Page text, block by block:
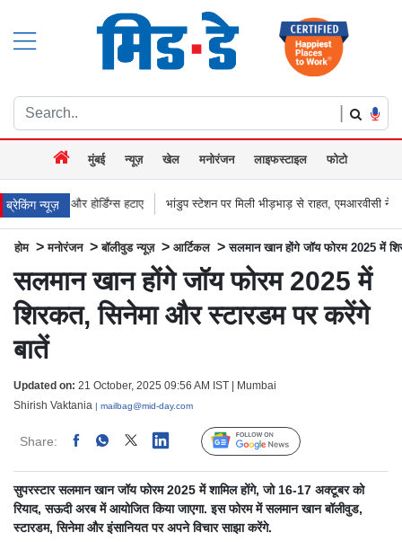
|
मुंबई न्यूज़ खेल मनोरंजन लाइफस्टाइल फोटो
ब्रेकिंग न्यूज़
हटाए भांडुप स्टेशन पर मिली भीड़भाड़ से राहत, एमआरवीसी ने शुरू किया नया 66
होम >मनोरंजन >बॉलीवुड न्यूज़ > आर्टिकल >सलमान खान होंगे जॉय फोरम 2025 में
सलमान खान होंगे जॉय फोरम 2025 में
शिरकत, सिनेमा और स्टारडम पर करेंगे
बातें
Updated on: 21 October, 2025 09:56 AM IST | Mumbai
Shirish Vaktania | mailbag@mid-day.com
Share: Linked Follow Us
सुपरस्टार सलमान खान जॉय फोरम 2025 में शामिल होंगे, जो 16-17 अक्टूबर को
रियाद, सऊदी अरब में आयोजित किया जाएगा. इस फोरम में सलमान खान बॉलीवुड,
स्टारडम, सिनेमा और इंसानियत पर अपने विचार साझा करेंगे.